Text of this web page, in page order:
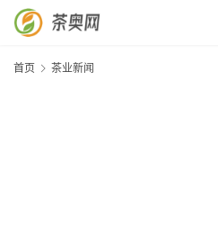
首页 茶业新闻